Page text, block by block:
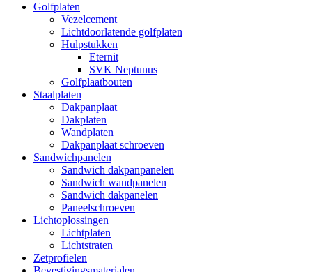
Golfplaten
Vezelcement
Lichtdoorlatende golfplaten
Hulpstukken
Eternit
SVK Neptunus
Golfplaatbouten
Staalplaten
Dakpanplaat
Dakplaten
Wandplaten
Dakpanplaat schroeven
Sandwichpanelen
Sandwich dakpanpanelen
Sandwich wandpanelen
Sandwich dakpanelen
Paneelschroeven
Lichtoplossingen
Lichtplaten
Lichtstraten
Zetprofielen